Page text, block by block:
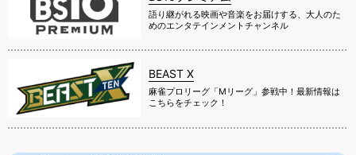
語り継がれる映画や音楽をお届けする、大人のた
めのエンタテインメントチャンネル
BEAST X
麻雀プロリーグ「Mリーグ」参戦中！最新情報は
こちらをチェック！